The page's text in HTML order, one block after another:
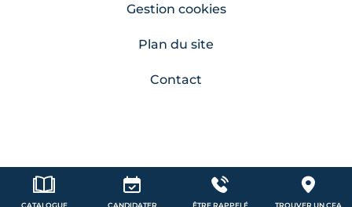
CATALOGUE CANDIDATER ÊTRE RAPPELÉ TROUVER UN CFA
Gestion cookies
Plan du site
Contact